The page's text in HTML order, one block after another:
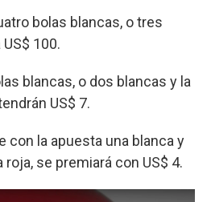
bolas blancas, o tres
100.
blancas, o dos blancas y la
US$ 7.
con la apuesta una blanca y
roja, se premiará con US$ 4.